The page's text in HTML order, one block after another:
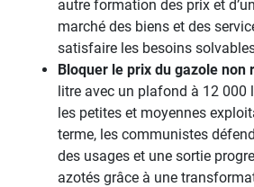
autre formation des prix et
marché des biens et des
satisfaire les besoins
Bloquer le prix du gazole non
litre avec un plafond à 12 000
les petites et moyennes
terme, les communistes
des usages et une sortie
azotés grâce à une